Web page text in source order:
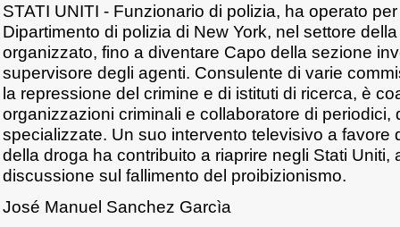
STATI UNITI - Funzionario di polizia, ha operato
Dipartimento di polizia di New York, nel settore
organizzato, fino a diventare Capo della sezione
supervisore degli agenti. Consulente di varie
la repressione del crimine e di istituti di ricerca, è
organizzazioni criminali e collaboratore di periodici,
specializzate. Un suo intervento televisivo a favore
della droga ha contribuito a riaprire negli Stati Uniti,
discussione sul fallimento del proibizionismo.
José Manuel Sanchez Garcìa